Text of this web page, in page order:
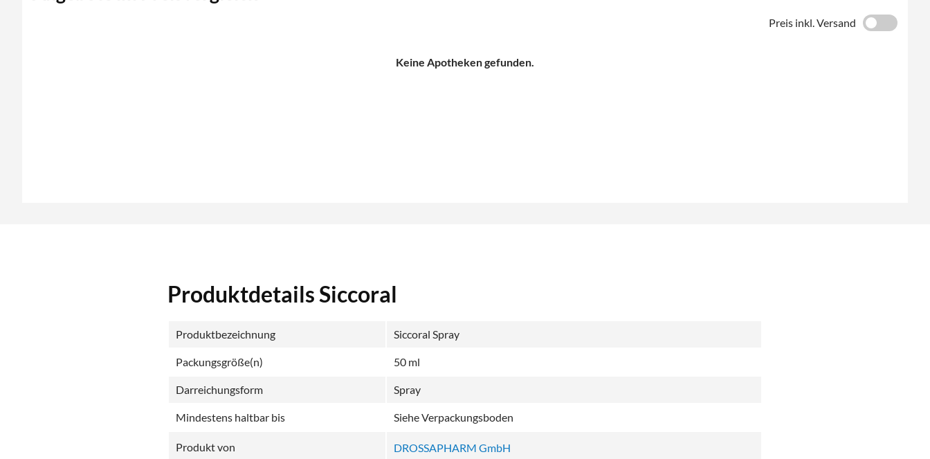
Preis inkl. Versand
Keine Apotheken gefunden.
Produktdetails Siccoral
Produktbezeichnung Siccoral Spray
Packungsgröße(n) 50 ml
Darreichungsform Spray
Mindestens haltbar bis Siehe Verpackungsboden
Produkt von DROSSAPHARM GmbH